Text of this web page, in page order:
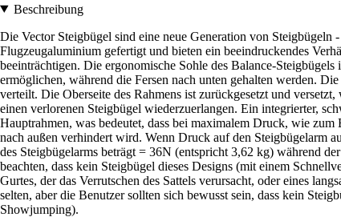
Beschreibung
Die Vector Steigbügel sind eine neue Generation von
Flugzeugaluminium gefertigt und bieten ein beeindruckendes
beeinträchtigen. Die ergonomische Sohle des Balance-
ermöglichen, während die Fersen nach unten gehalten werden.
verteilt. Die Oberseite des Rahmens ist zurückgesetzt und
einen verlorenen Steigbügel wiederzuerlangen. Ein integrierter,
Hauptrahmen, was bedeutet, dass bei maximalem Druck, wie
nach außen verhindert wird. Wenn Druck auf den Steigbügelarm
des Steigbügelarms beträgt = 36N (entspricht 3,62 kg) während
beachten, dass kein Steigbügel dieses Designs (mit einem
Gurtes, der das Verrutschen des Sattels verursacht, oder eines
selten, aber die Benutzer sollten sich bewusst sein, dass kein
Showjumping).